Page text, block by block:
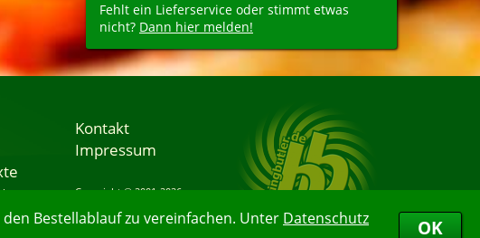
Bestellablauf zu vereinfachen. Unter Datenschutz
OK
Fehlt ein Lieferservice oder stimmt etwas
nicht? Dann hier melden!
Kontakt
Impressum
Copyright © 2001-2026
08.08.2026 10:12:45